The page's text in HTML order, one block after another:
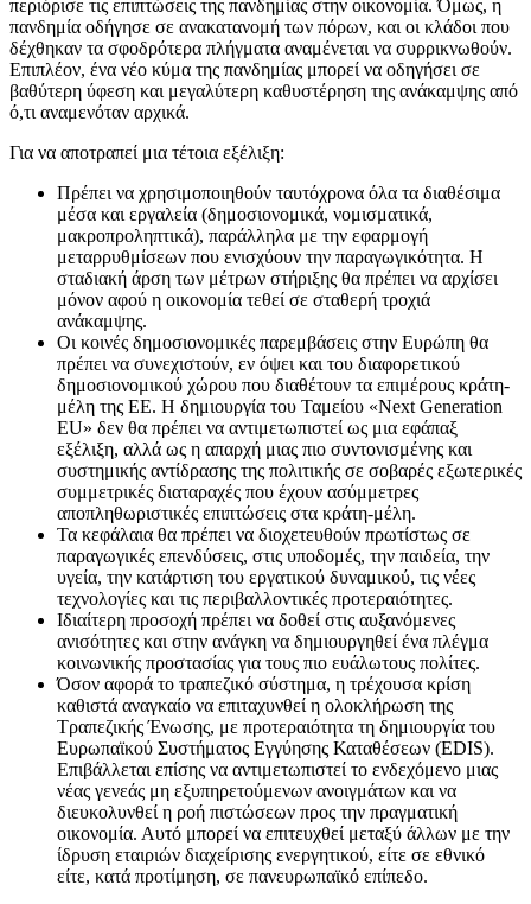
περιόρισε τις επιπτώσεις της πανδημίας στην οικονομία. Όμως, η
πανδημία οδήγησε σε ανακατανομή των πόρων, και οι κλάδοι που
δέχθηκαν τα σφοδρότερα πλήγματα αναμένεται να συρρικνωθούν.
Επιπλέον, ένα νέο κύμα της πανδημίας μπορεί να οδηγήσει σε
βαθύτερη ύφεση και μεγαλύτερη καθυστέρηση της ανάκαμψης από
ό,τι αναμενόταν αρχικά.
Για να αποτραπεί μια τέτοια εξέλιξη:
Πρέπει να χρησιμοποιηθούν ταυτόχρονα όλα τα διαθέσιμα
μέσα και εργαλεία (δημοσιονομικά, νομισματικά,
μακροπροληπτικά), παράλληλα με την εφαρμογή
μεταρρυθμίσεων που ενισχύουν την παραγωγικότητα. Η
σταδιακή άρση των μέτρων στήριξης θα πρέπει να αρχίσει
μόνον αφού η οικονομία τεθεί σε σταθερή τροχιά
ανάκαμψης.
Οι κοινές δημοσιονομικές παρεμβάσεις στην Ευρώπη θα
πρέπει να συνεχιστούν, εν όψει και του διαφορετικού
δημοσιονομικού χώρου που διαθέτουν τα επιμέρους κράτη-
μέλη της ΕΕ. Η δημιουργία του Ταμείου «Next Generation
EU» δεν θα πρέπει να αντιμετωπιστεί ως μια εφάπαξ
εξέλιξη, αλλά ως η απαρχή μιας πιο συντονισμένης και
συστημικής αντίδρασης της πολιτικής σε σοβαρές εξωτερικές
συμμετρικές διαταραχές που έχουν ασύμμετρες
αποπληθωριστικές επιπτώσεις στα κράτη-μέλη.
Τα κεφάλαια θα πρέπει να διοχετευθούν πρωτίστως σε
παραγωγικές επενδύσεις, στις υποδομές, την παιδεία, την
υγεία, την κατάρτιση του εργατικού δυναμικού, τις νέες
τεχνολογίες και τις περιβαλλοντικές προτεραιότητες.
Ιδιαίτερη προσοχή πρέπει να δοθεί στις αυξανόμενες
ανισότητες και στην ανάγκη να δημιουργηθεί ένα πλέγμα
κοινωνικής προστασίας για τους πιο ευάλωτους πολίτες.
Όσον αφορά το τραπεζικό σύστημα, η τρέχουσα κρίση
καθιστά αναγκαίο να επιταχυνθεί η ολοκλήρωση της
Τραπεζικής Ένωσης, με προτεραιότητα τη δημιουργία του
Ευρωπαϊκού Συστήματος Εγγύησης Καταθέσεων (EDIS).
Επιβάλλεται επίσης να αντιμετωπιστεί το ενδεχόμενο μιας
νέας γενεάς μη εξυπηρετούμενων ανοιγμάτων και να
διευκολυνθεί η ροή πιστώσεων προς την πραγματική
οικονομία. Αυτό μπορεί να επιτευχθεί μεταξύ άλλων με την
ίδρυση εταιριών διαχείρισης ενεργητικού, είτε σε εθνικό
είτε, κατά προτίμηση, σε πανευρωπαϊκό επίπεδο.